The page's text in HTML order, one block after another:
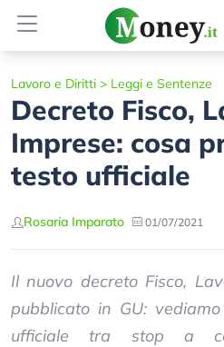
Lavoro e Diritti > Leggi e Sentenze
Decreto Fisco,
Imprese: cosa
testo ufficiale
Rosaria Imparato 01/07/2021
Il nuovo decreto Fisco,
pubblicato in GU:
ufficiale tra stop a